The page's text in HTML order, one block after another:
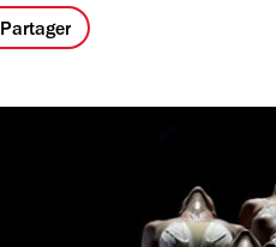
Partager